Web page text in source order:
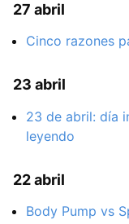
27 abril
Cinco razones
23 abril
23 de abril: día
leyendo
22 abril
Body Pump vs